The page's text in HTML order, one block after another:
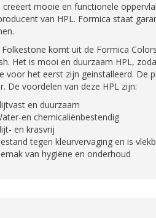
mooie en functionele
van HPL. Formica staat
Folkestone komt uit de Formica
Het is mooi en duurzaam HPL,
voor het eerst zijn geinstalleerd. De
De voordelen van deze HPL zijn:
en duurzaam
en chemicaliënbestendig
en krasvrij
tegen kleurvervaging en is
van hygiëne en onderhoud